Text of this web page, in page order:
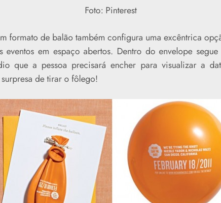
Foto: Pinterest
formato de balão também configura uma excêntrica
eventos em espaço abertos. Dentro do envelope
que a pessoa precisará encher para visualizar a
de tirar o fôlego!